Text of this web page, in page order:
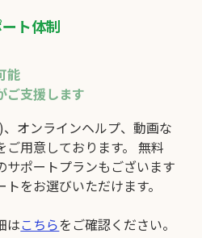
ト体制
能
ご支援します
オンラインヘルプ、動画な
ご用意しております。 無料
サポートプランもございます
をお選びいただけます。
はこちらをご確認ください。